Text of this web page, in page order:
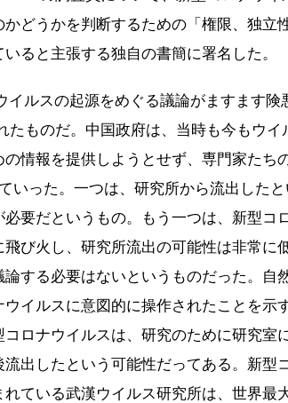
どうかを判断するための「権限、独立
ると主張する独自の書簡に署名した。
イルスの起源をめぐる議論がますます険
たものだ。中国政府は、当時も今もウイ
情報を提供しようとせず、専門家たち
いった。一つは、研究所から流出した
要だというもの。もう一つは、新型コ
び火し、研究所流出の可能性は非常に
する必要はないというものだった。自
イルスに意図的に操作されたことを示
ロナウイルスは、研究のために研究室
出したという可能性だってある。新型
ている武漢ウイルス研究所は、世界最